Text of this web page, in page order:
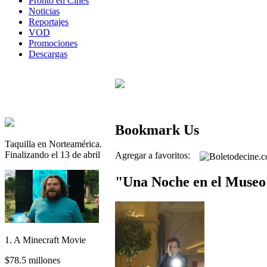
Noticias
Reportajes
VOD
Promociones
Descargas
Taquilla en Norteamérica.
Finalizando el 13 de abril
1. A Minecraft Movie
$78.5 millones
Bookmark Us
Agregar a favoritos:
"Una Noche en el